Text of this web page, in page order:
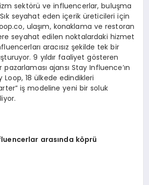
sektörü ve influencerlar, buluşma
Sık seyahat eden içerik üreticileri için
ulaşım, konaklama ve restoran
seyahat edilen noktalardaki hizmet
aracısız şekilde tek bir
9 yıldır faaliyet gösteren
ajansı Stay Influence’ın
18 ülkede edindikleri
iş modeline yeni bir soluk
arasında köprü